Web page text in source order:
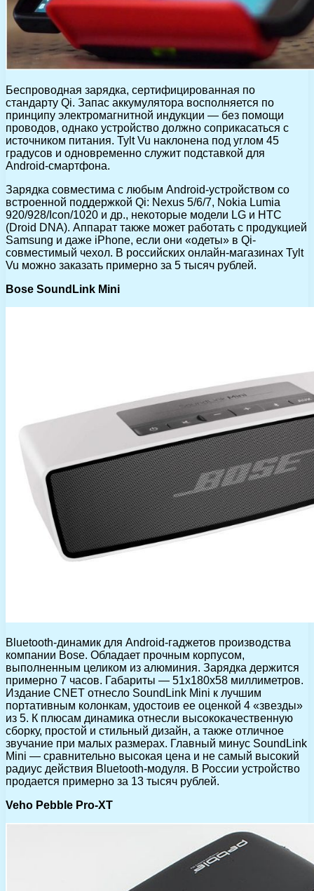
Беспроводная зарядка, сертифицированная по
стандарту Qi. Запас аккумулятора восполняется по
принципу электромагнитной индукции — без помощи
проводов, однако устройство должно соприкасаться с
источником питания. Tylt Vu наклонена под углом 45
градусов и одновременно служит подставкой для
Android-смартфона.
Зарядка совместима с любым Android-устройством со
встроенной поддержкой Qi: Nexus 5/6/7, Nokia Lumia
920/928/Icon/1020 и др., некоторые модели LG и HTC
(Droid DNA). Аппарат также может работать с продукцией
Samsung и даже iPhone, если они «одеты» в Qi-
совместимый чехол. В российских онлайн-магазинах Tylt
Vu можно заказать примерно за 5 тысяч рублей.
Bose SoundLink Mini
Bluetooth-динамик для Android-гаджетов производства
компании Bose. Обладает прочным корпусом,
выполненным целиком из алюминия. Зарядка держится
примерно 7 часов. Габариты — 51х180х58 миллиметров.
Издание CNET отнесло SoundLink Mini к лучшим
портативным колонкам, удостоив ее оценкой 4 «звезды»
из 5. К плюсам динамика отнесли высококачественную
сборку, простой и стильный дизайн, а также отличное
звучание при малых размерах. Главный минус SoundLink
Mini — сравнительно высокая цена и не самый высокий
радиус действия Bluetooth-модуля. В России устройство
продается примерно за 13 тысяч рублей.
Veho Pebble Pro-XT